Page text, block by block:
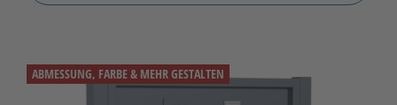
ABMESSUNG, FARBE & MEHR GESTALTEN